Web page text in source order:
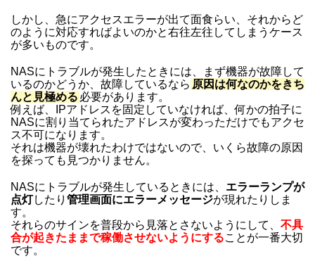
しかし、急にアクセスエラーが出て面食らい、それからど
のように対応すればよいのかと右往左往してしまうケース
が多いものです。
NASにトラブルが発生したときには、まず機器が故障して
いるのかどうか、故障しているなら 原因は何なのかをきち
んと見極める 必要があります。
例えば、IPアドレスを固定していなければ、何かの拍子に
NASに割り当てられたアドレスが変わっただけでもアクセ
ス不可になります。
それは機器が壊れたわけではないので、いくら故障の原因
を探っても見つかりません。
NASにトラブルが発生しているときには、 エラーランプが
点灯したり 管理画面にエラーメッセージが現れたりしま
す。
それらのサインを普段から見落とさないようにして、 不具
合が起きたままで稼働させないようにすることが一番大切
です。